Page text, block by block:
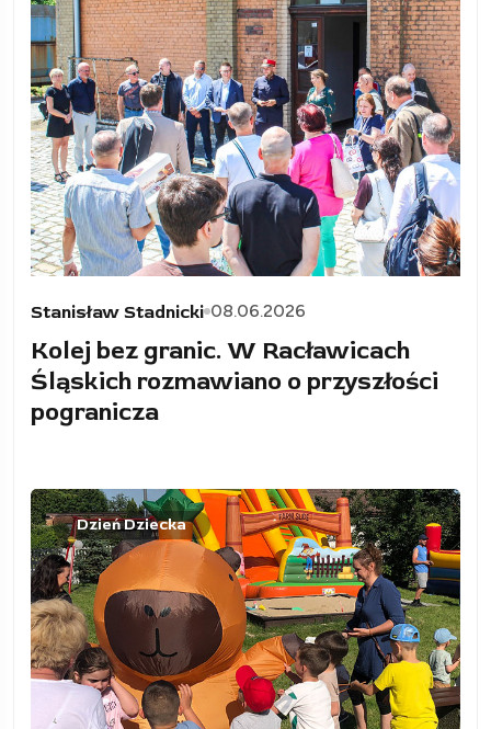
Stanisław Stadnicki 08.06.2026
Kolej bez granic. W Racławicach
Śląskich rozmawiano o przyszłości
pogranicza
Dzień Dziecka